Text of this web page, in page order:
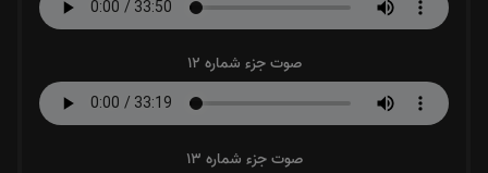
صوت جزء شماره 12
صوت جزء شماره 13